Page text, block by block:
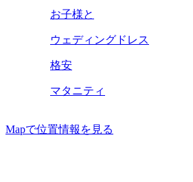
お子様と
ウェディングドレス
格安
マタニティ
Mapで位置情報を見る